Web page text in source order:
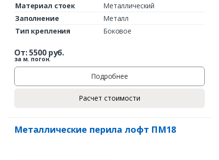
Материал стоек
Металлический
Заполнение
Металл
Тип крепления
Боковое
От:5500руб.
за м. погон.
Подробнее
Расчет стоимости
Металлические перила лофт ПМ18